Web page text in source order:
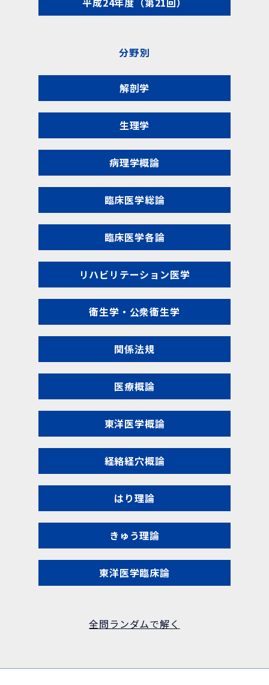
分野別
解剖学
生理学
病理学概論
臨床医学総論
臨床医学各論
リハビリテーション医学
衛生学・公衆衛生学
関係法規
医療概論
東洋医学概論
経絡経穴概論
はり理論
きゅう理論
東洋医学臨床論
全問ランダムで解く